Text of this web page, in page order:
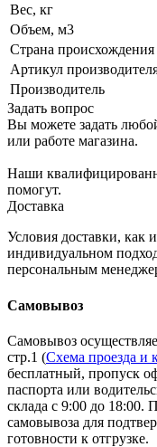
Вес, кг
Объем, м3
Страна происхождения
Артикул
Производитель
Задать вопрос
Вы можете задать
или работе магазина.
Наши
помогут.
Доставка
Условия доставки, как
индивидуальном
персональным
Самовывоз
Самовывоз
стр.1 (Схема проезда и
бесплатный, пропуск
паспорта или
склада с 9:00 до 18:00.
самовывоза для
готовности к отгрузке.